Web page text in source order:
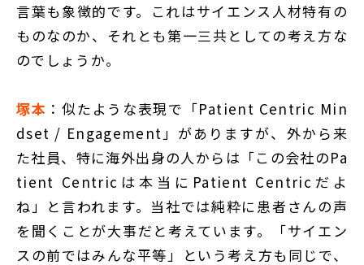
言葉も象徴的です。これはサイエンス人材特有の
ものなのか、それとも第一三共としての考え方な
のでしょうか。
塚本 ：似たような表現で「Patient Centric Min
dset / Engagement」がありますが、外から来
た社員、特に海外出身の人からは「この会社のPa
tient Centricは本当にPatient Centricだよ
ね」と言われます。当社では純粋に患者さんの声
を聞くことが大事だと考えています。「サイエン
スの前ではみんな平等」という考え方も同じで、